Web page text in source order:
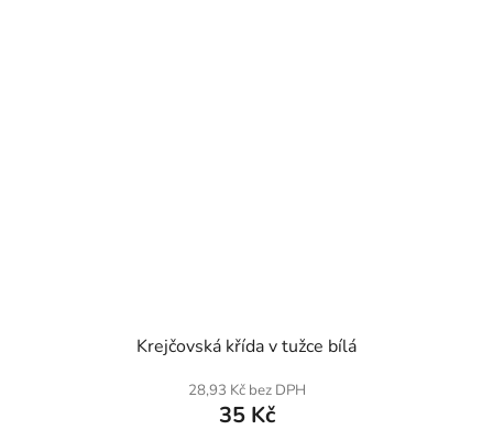
Krejčovská křída v tužce bílá
28,93 Kč bez DPH
35 Kč